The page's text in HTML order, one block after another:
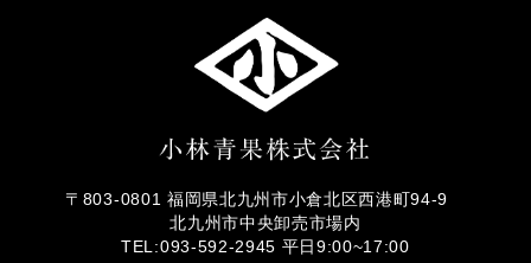
〒803-0801 福岡県北九州市小倉北区西港町94-9
北九州市中央卸売市場内
TEL:093-592-2945 平日9:00~17:00